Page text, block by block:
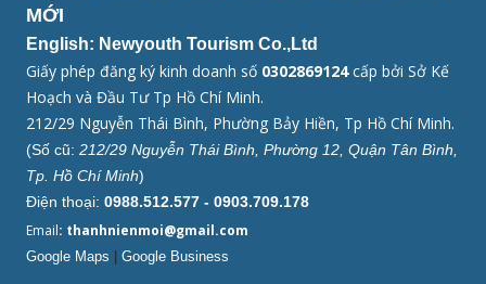
MỚI
English: Newyouth Tourism Co.,Ltd
Giấy phép đăng ký kinh doanh số 0302869124cấp bởi Sở Kế
Hoạch và Đầu Tư Tp Hồ Chí Minh.
212/29 Nguyễn Thái Bình, Phường Bảy Hiền, Tp Hồ Chí Minh.
(Số cũ: 212/29 Nguyễn Thái Bình, Phường 12, Quận Tân Bình,
Tp. Hồ Chí Minh)
Điện thoại: 0988.512.577 - 0903.709.178
Email: thanhnienmoi@gmail.com
Google Maps Google Business